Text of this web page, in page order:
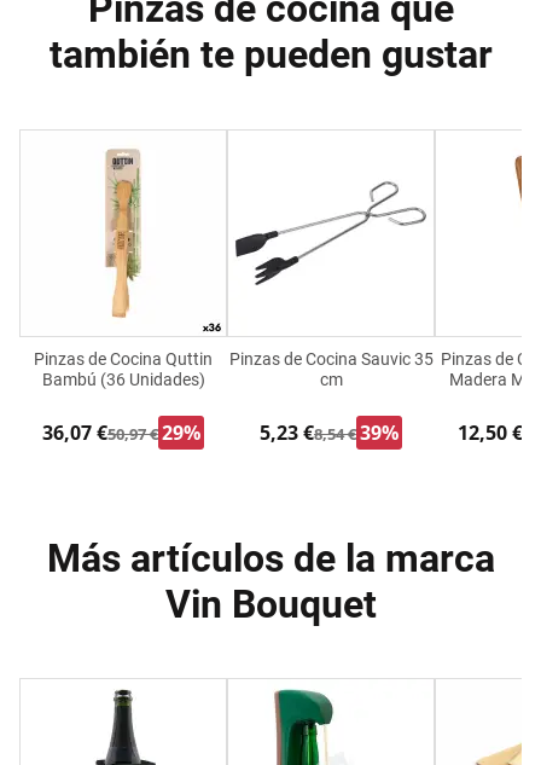
también te pueden gustar
Pinzas de Cocina Quttin
Bambú (36 Unidades)
36,07 €50,97 €29%
Pinzas de Cocina Sauvic 35
cm
5,23 €8,54 €39%
Pinzas de
Madera
12,50 €
Más artículos de la marca
Vin Bouquet